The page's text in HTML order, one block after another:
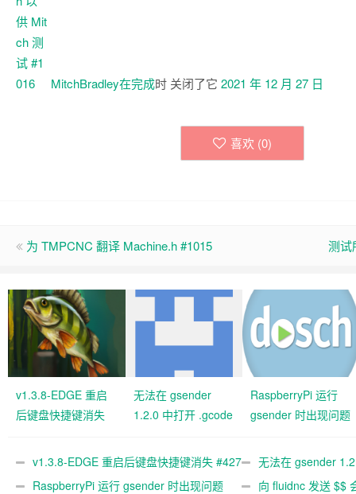
MitchBradley在完成时 关闭了它 2021 年 12 月 27 日
喜欢 (0)
为 TMPCNC 翻译 Machine.h #1015 测试
v1.3.8-EDGE 重启
后键盘快捷键消失
无法在 gsender
1.2.0 中打开 .gcode
RaspberryPi 运行
gsender 时出现问题
v1.3.8-EDGE 重启后键盘快捷键消失 #427
关闭
无法在 gsender
#367
RaspberryPi 运行 gsender 时出现问题
向 fluidnc 发送 $$